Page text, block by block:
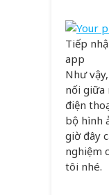
Tiếp
app
Như
nối giữa
điện
bộ hình
giờ đây
nghiệm
tôi nhé.